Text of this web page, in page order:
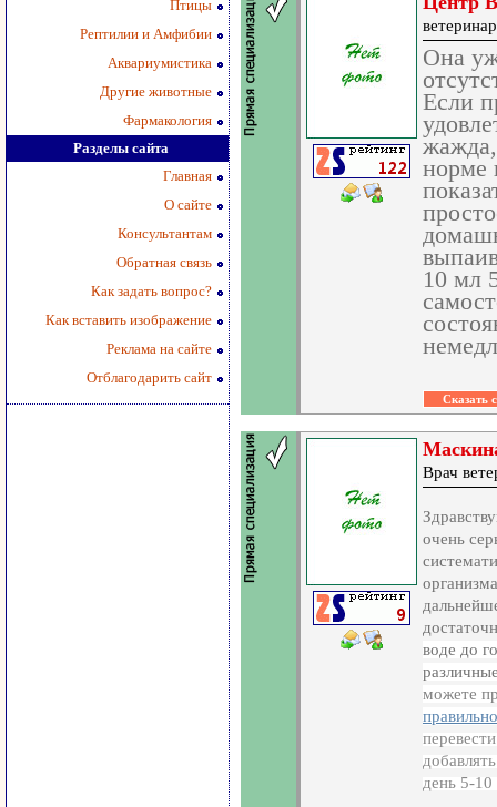
Птицы
Рептилии и Амфибии
Аквариумистика
Другие животные
Фармакология
Разделы сайта
Главная
О сайте
Консультантам
Обратная связь
Как задать вопрос?
Как вставить изображение
Реклама на сайте
Отблагодарить сайт
Она
Если
жажда,
норме
10 мл
Врач
очень
воде до
можете
день 5-10